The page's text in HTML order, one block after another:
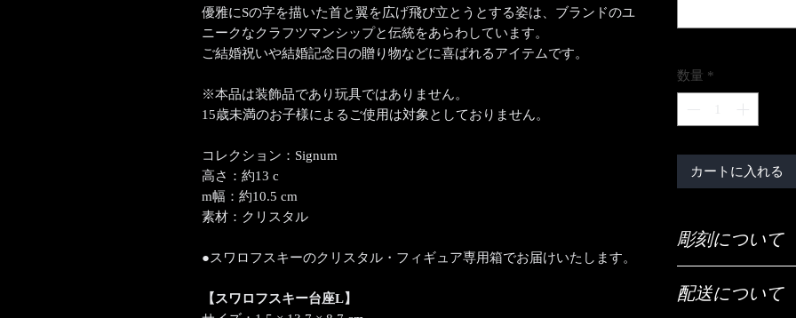
優雅にSの字を描いた首と翼を広げ飛び立とうとする姿は、ブランドのユ
ニークなクラフツマンシップと伝統をあらわしています。
ご結婚祝いや結婚記念日の贈り物などに喜ばれるアイテムです。
※本品は装飾品であり玩具ではありません。
15歳未満のお子様によるご使用は対象としておりません。
コレクション：Signum
高さ：約13 c
m幅：約10.5 cm
素材：クリスタル
●スワロフスキーのクリスタル・フィギュア専用箱でお届けいたします。
【スワロフスキー台座L】
数量 *
カートに入れる
彫刻について
「ご希望の彫刻内容
配送について